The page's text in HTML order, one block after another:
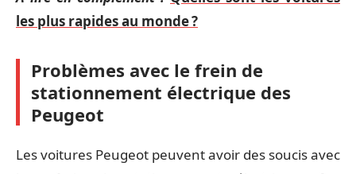
les plus rapides au monde ?
Problèmes avec le frein de
stationnement électrique des
Peugeot
Les voitures Peugeot peuvent avoir des soucis avec